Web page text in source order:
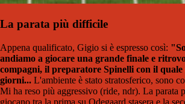
La parata più difficile
Appena qualificato, Gigio si è espresso così:
andiamo a giocare una grande finale e
compagni, il preparatore Spinelli con il
giorni... L'ambiente è stato stratosferico, sono
Mi ha reso più aggressivo (ride, ndr). La parata
giocano tra la prima su Odegaard stasera e la